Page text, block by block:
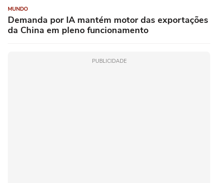
MUNDO
Demanda por IA mantém motor das exportações
da China em pleno funcionamento
PUBLICIDADE